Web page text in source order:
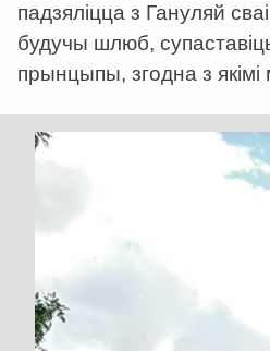
падзяліцца з Гануляй
будучы шлюб,
прынцыпы, згодна з